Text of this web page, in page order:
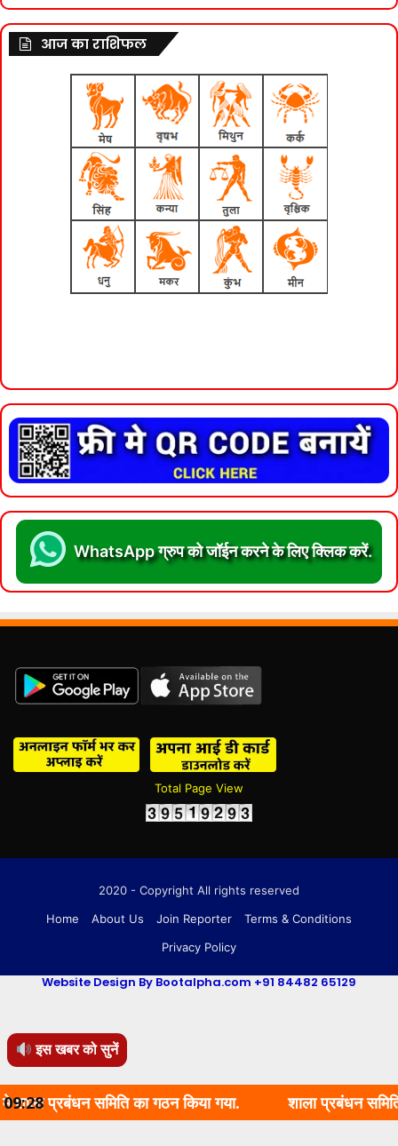
इस खबर को सुनें
आज का राशिफल
WhatsApp ग्रुप को जॉईन करने के लिए क्लिक करें.
Total Page View
2020 - Copyright All rights reserved
Home
About Us Join Reporter
Terms & Conditions
Privacy Policy
Website Design By Bootalpha.com +91 84482 65129
समिति का गठन किया गया. शाला प्रबंधन समिति का गठन
09:28